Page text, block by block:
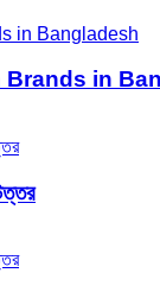
in